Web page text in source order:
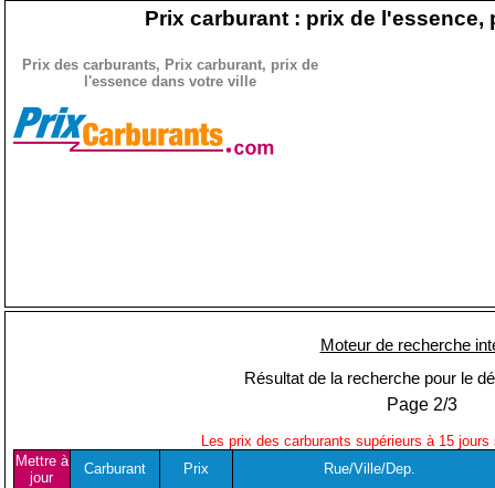
Prix carburant : prix de
Prix des carburants, Prix carburant, prix de
l'essence dans votre ville
Moteur de recherche
Résultat de la recherche pour le
Page 2/3
Les prix des carburants supérieurs à 15
Mettre à
jour
Carburant Prix Rue/Ville/Dep.